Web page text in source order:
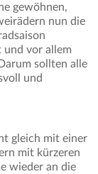
gewöhnen,
nun die
vor allem
sollten alle
und
gleich mit einer
mit kürzeren
wieder an die